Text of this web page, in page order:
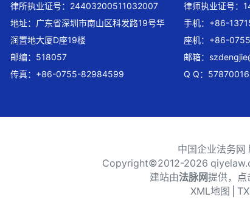
律所执业证号：24403200511032007
地址：广东省深圳市南山区科发路19号华
润置地大厦D座19楼
邮编：518057
传真：+86-0755-82984599
律师执业证号：
手机：+86-
座机：+86-
邮箱：
Q Q：
中国企业法务网
Copyright©2012-2026
建站由法脉网提供，点
XML地图